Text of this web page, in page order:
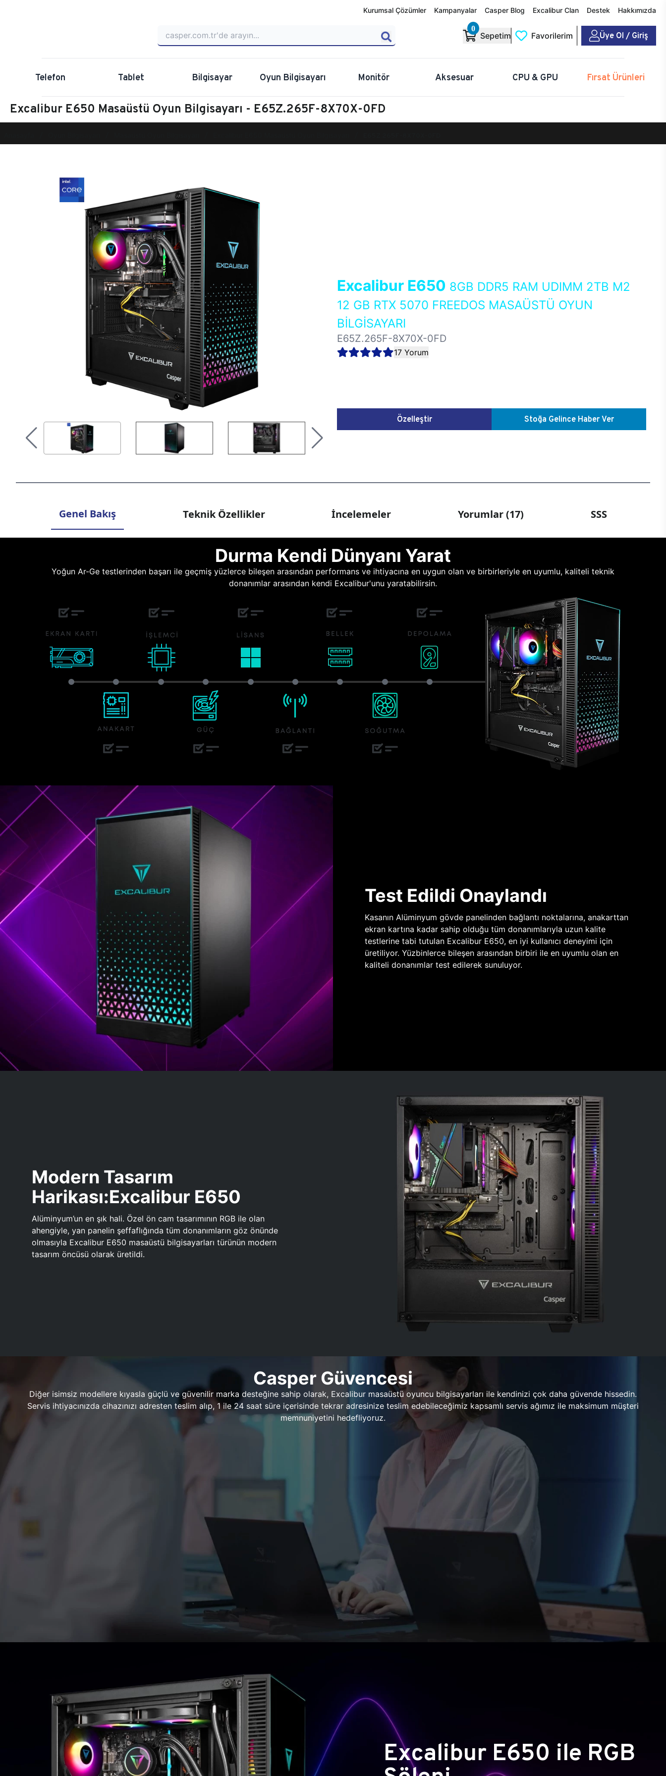
Kurumsal Çözümler Kampanyalar Casper Blog Excalibur Clan Destek Hakkımızda
0
Sepetim Favorilerim Üye Ol / Giriş
Telefon Tablet Bilgisayar Oyun Bilgisayarı Monitör Aksesuar CPU & GPU Fırsat Ürünleri
Excalibur E650 Masaüstü Oyun Bilgisayarı - E65Z.265F-8X70X-0FD
Excalibur E650 8GB DDR5 RAM UDIMM 2TB M2
12 GB RTX 5070 FREEDOS MASAÜSTÜ OYUN
BİLGİSAYARI
E65Z.265F-8X70X-0FD
17 Yorum
Özelleştir Stoğa Gelince Haber Ver
Genel Bakış Teknik Özellikler İncelemeler Yorumlar (17) SSS
Durma Kendi Dünyanı Yarat
Yoğun Ar-Ge testlerinden başarı ile geçmiş yüzlerce bileşen arasından performans ve ihtiyacına en uygun olan ve birbirleriyle en uyumlu, kaliteli teknik
donanımlar arasından kendi Excalibur'unu yaratabilirsin.
Test Edildi Onaylandı
Kasanın Alüminyum gövde panelinden bağlantı noktalarına, anakarttan
ekran kartına kadar sahip olduğu tüm donanımlarıyla uzun kalite
testlerine tabi tutulan Excalibur E650, en iyi kullanıcı deneyimi için
üretiliyor. Yüzbinlerce bileşen arasından birbiri ile en uyumlu olan en
kaliteli donanımlar test edilerek sunuluyor.
Modern Tasarım
Harikası:Excalibur E650
Alüminyum’un en şık hali. Özel ön cam tasarımının RGB ile olan
ahengiyle, yan panelin şeffaflığında tüm donanımların göz önünde
olmasıyla Excalibur E650 masaüstü bilgisayarları türünün modern
tasarım öncüsü olarak üretildi.
Casper Güvencesi
Diğer isimsiz modellere kıyasla güçlü ve güvenilir marka desteğine sahip olarak, Excalibur masaüstü oyuncu bilgisayarları ile kendinizi çok daha güvende hissedin.
Servis ihtiyacınızda cihazınızı adresten teslim alıp, 1 ile 24 saat süre içerisinde tekrar adresinize teslim edebileceğimiz kapsamlı servis ağımız ile maksimum müşteri
memnuniyetini hedefliyoruz.
Excalibur E650 ile RGB